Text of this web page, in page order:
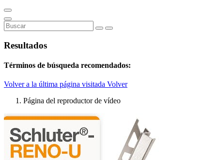
Resultados
Términos de búsqueda recomendados:
Volver a la última página visitada Volver
Página del reproductor de vídeo